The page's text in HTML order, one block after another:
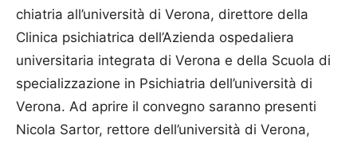
chiatria all’università di Ve­rona, direttore della
Clinica psichiatrica dell’Azienda ospedaliera
universitaria integrata di Verona e della Scuola di
specializzazione in Psichiatria dell’università di
Verona. Ad aprire il convegno saranno presenti
Nicola Sartor, rettore dell’università di Verona,